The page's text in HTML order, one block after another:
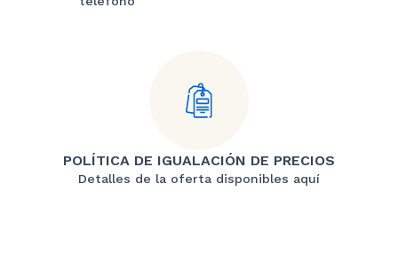
POLÍTICA DE IGUALACIÓN DE PRECIOS
Detalles de la oferta disponibles aquí